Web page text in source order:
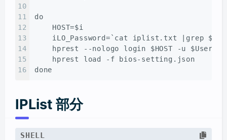
10
11
12
13
14
15
16
do
    HOST=$i
iLO_Password=`cat iplist.txt |grep
hprest --nologo login $HOST -u $User
    hprest load -f bios-setting.json
done
IPList 部分
SHELL